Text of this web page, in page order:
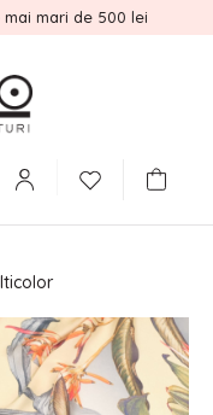
mari de 500 lei